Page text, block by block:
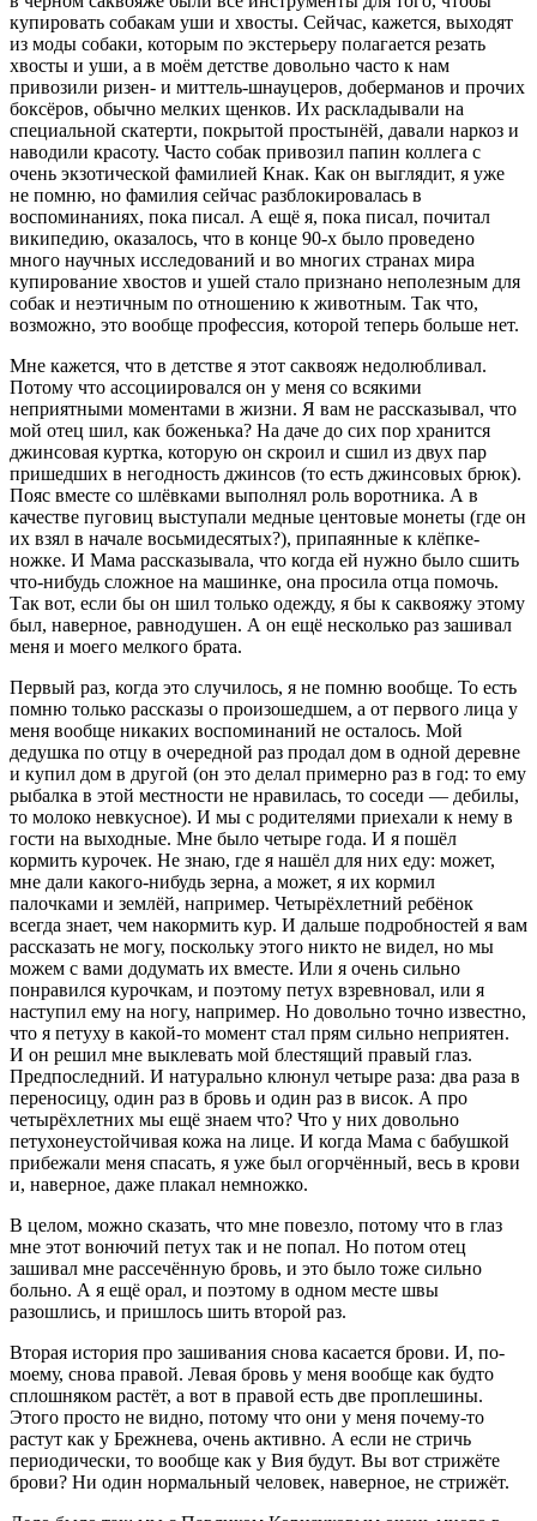
купировать собакам уши и хвосты. Сейчас, кажется, выходят
из моды собаки, которым по экстерьеру полагается резать
хвосты и уши, а в моём детстве довольно часто к нам
привозили ризен- и миттель-шнауцеров, доберманов и прочих
боксёров, обычно мелких щенков. Их раскладывали на
специальной скатерти, покрытой простынёй, давали наркоз и
наводили красоту. Часто собак привозил папин коллега с
очень экзотической фамилией Кнак. Как он выглядит, я уже
не помню, но фамилия сейчас разблокировалась в
воспоминаниях, пока писал. А ещё я, пока писал, почитал
википедию, оказалось, что в конце 90-х было проведено
много научных исследований и во многих странах мира
купирование хвостов и ушей стало признано неполезным для
собак и неэтичным по отношению к животным. Так что,
возможно, это вообще профессия, которой теперь больше нет.
Мне кажется, что в детстве я этот саквояж недолюбливал.
Потому что ассоциировался он у меня со всякими
неприятными моментами в жизни. Я вам не рассказывал, что
мой отец шил, как боженька? На даче до сих пор хранится
джинсовая куртка, которую он скроил и сшил из двух пар
пришедших в негодность джинсов (то есть джинсовых брюк).
Пояс вместе со шлёвками выполнял роль воротника. А в
качестве пуговиц выступали медные центовые монеты (где он
их взял в начале восьмидесятых?), припаянные к клёпке-
ножке. И Мама рассказывала, что когда ей нужно было сшить
что-нибудь сложное на машинке, она просила отца помочь.
Так вот, если бы он шил только одежду, я бы к саквояжу этому
был, наверное, равнодушен. А он ещё несколько раз зашивал
меня и моего мелкого брата.
Первый раз, когда это случилось, я не помню вообще. То есть
помню только рассказы о произошедшем, а от первого лица у
меня вообще никаких воспоминаний не осталось. Мой
дедушка по отцу в очередной раз продал дом в одной деревне
и купил дом в другой (он это делал примерно раз в год: то ему
рыбалка в этой местности не нравилась, то соседи — дебилы,
то молоко невкусное). И мы с родителями приехали к нему в
гости на выходные. Мне было четыре года. И я пошёл
кормить курочек. Не знаю, где я нашёл для них еду: может,
мне дали какого-нибудь зерна, а может, я их кормил
палочками и землёй, например. Четырёхлетний ребёнок
всегда знает, чем накормить кур. И дальше подробностей я вам
рассказать не могу, поскольку этого никто не видел, но мы
можем с вами додумать их вместе. Или я очень сильно
понравился курочкам, и поэтому петух взревновал, или я
наступил ему на ногу, например. Но довольно точно известно,
что я петуху в какой-то момент стал прям сильно неприятен.
И он решил мне выклевать мой блестящий правый глаз.
Предпоследний. И натурально клюнул четыре раза: два раза в
переносицу, один раз в бровь и один раз в висок. А про
четырёхлетних мы ещё знаем что? Что у них довольно
петухонеустойчивая кожа на лице. И когда Мама с бабушкой
прибежали меня спасать, я уже был огорчённый, весь в крови
и, наверное, даже плакал немножко.
В целом, можно сказать, что мне повезло, потому что в глаз
мне этот вонючий петух так и не попал. Но потом отец
зашивал мне рассечённую бровь, и это было тоже сильно
больно. А я ещё орал, и поэтому в одном месте швы
разошлись, и пришлось шить второй раз.
Вторая история про зашивания снова касается брови. И, по-
моему, снова правой. Левая бровь у меня вообще как будто
сплошняком растёт, а вот в правой есть две проплешины.
Этого просто не видно, потому что они у меня почему-то
растут как у Брежнева, очень активно. А если не стричь
периодически, то вообще как у Вия будут. Вы вот стрижёте
брови? Ни один нормальный человек, наверное, не стрижёт.